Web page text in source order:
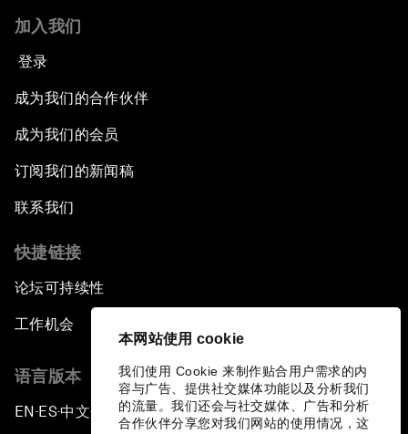
本网站使用 cookie
我们使用 Cookie 来制作贴合用户需求的内
容与广告、提供社交媒体功能以及分析我们
的流量。我们还会与社交媒体、广告和分析
合作伙伴分享您对我们网站的使用情况，这
加入我们
登录
成为我们的合作伙伴
成为我们的会员
订阅我们的新闻稿
联系我们
快捷链接
论坛可持续性
工作机会
语言版本
EN ▪ES▪中文▪ 日本語